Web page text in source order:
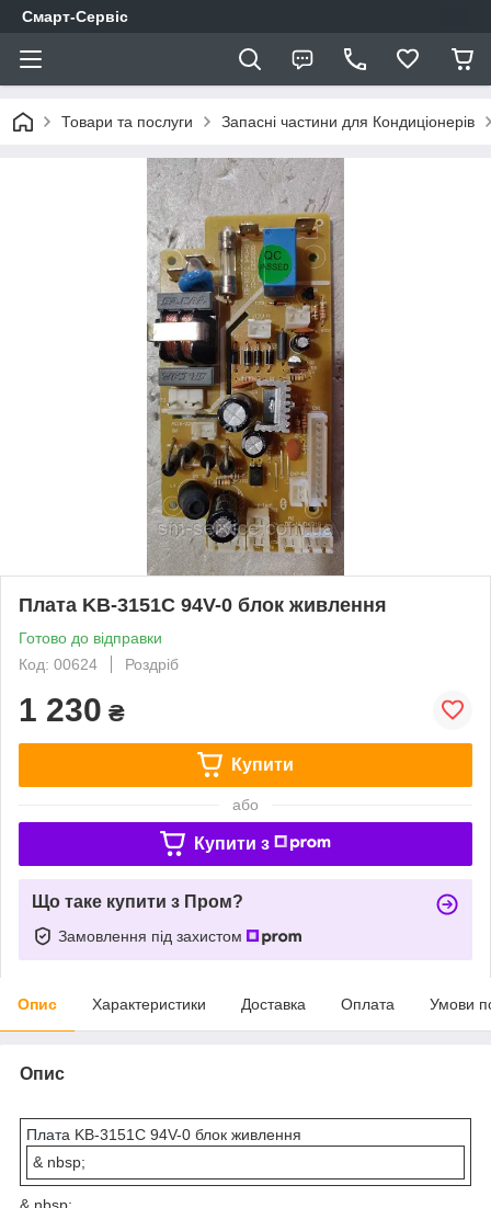
Смарт-Сервіс
Товари та послуги Запасні частини для Кондиціонерів
Плата KB-3151C 94V-0 блок живлення
Готово до відправки
Код: 00624
Роздріб
1 230 ₴
Купити
або
Купити з
Що таке купити з Пром?
Замовлення під захистом
Опис Характеристики Доставка Оплата Умови
Опис
Плата KB-3151C 94V-0 блок живлення
& nbsp;